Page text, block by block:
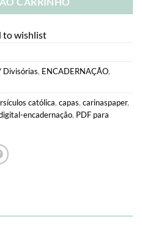
to wishlist
Divisórias, ENCADERNAÇÃO,
católica, capas, carinaspaper,
encadernação, PDF para